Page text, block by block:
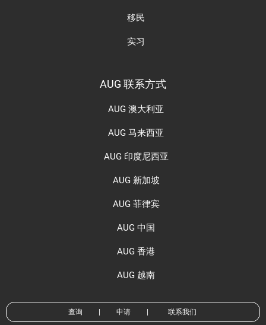
移民
实习
AUG 联系方式
AUG 澳大利亚
AUG 马来西亚
AUG 印度尼西亚
AUG 新加坡
AUG 菲律宾
AUG 中国
AUG 香港
AUG 越南
查询 申请 联系我们